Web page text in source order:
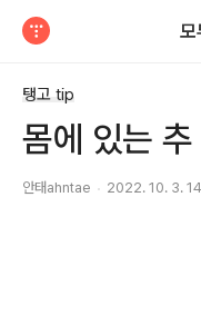
모
탱고 tip
몸에 있는
안태ahntae 2022. 10. 3.